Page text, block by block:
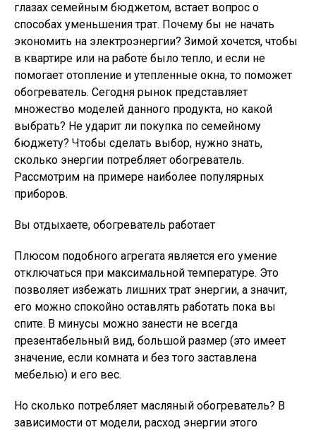
глазах семейным бюджетом, встает вопрос о
способах уменьшения трат. Почему бы не начать
экономить на электроэнергии? Зимой хочется, чтобы
в квартире или на работе было тепло, и если не
помогает отопление и утепленные окна, то поможет
обогреватель. Сегодня рынок представляет
множество моделей данного продукта, но какой
выбрать? Не ударит ли покупка по семейному
бюджету? Чтобы сделать выбор, нужно знать,
сколько энергии потребляет обогреватель.
Рассмотрим на примере наиболее популярных
приборов.
Вы отдыхаете, обогреватель работает
Плюсом подобного агрегата является его умение
отключаться при максимальной температуре. Это
позволяет избежать лишних трат энергии, а значит,
его можно спокойно оставлять работать пока вы
спите. В минусы можно занести не всегда
презентабельный вид, большой размер (это имеет
значение, если комната и без того заставлена
мебелью) и его вес.
Но сколько потребляет масляный обогреватель? В
зависимости от модели, расход энергии этого